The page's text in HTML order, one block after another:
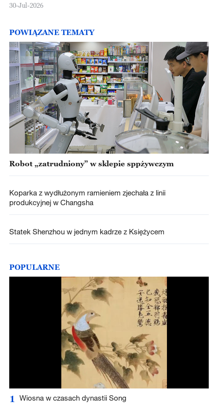
30-Jul-2026
POWIĄZANE TEMATY
Robot „zatrudniony” w sklepie sppżywczym
Koparka z wydłużonym ramieniem zjechała z linii
produkcyjnej w Changsha
Statek Shenzhou w jednym kadrze z Księżycem
POPULARNE
1 Wiosna w czasach dynastii Song